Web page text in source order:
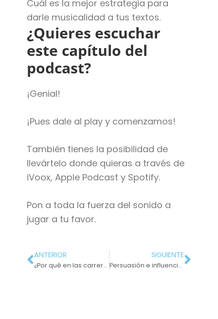
Cuál es la mejor estrategia para
darle musicalidad a tus textos.
¿Quieres escuchar
este capítulo del
podcast?
¡Genial!
¡Pues dale al play y comenzamos!
También tienes la posibilidad de
llevártelo donde quieras a través de
iVoox, Apple Podcast y Spotify.
Pon a toda la fuerza del sonido a
jugar a tu favor.
ANTERIOR
¿Por qué en las carreras de marketing no se estudia copywriting?
SIGUIENTE
Persuasión e influencia #3: Aprende a persuadir a tu cliente potencial